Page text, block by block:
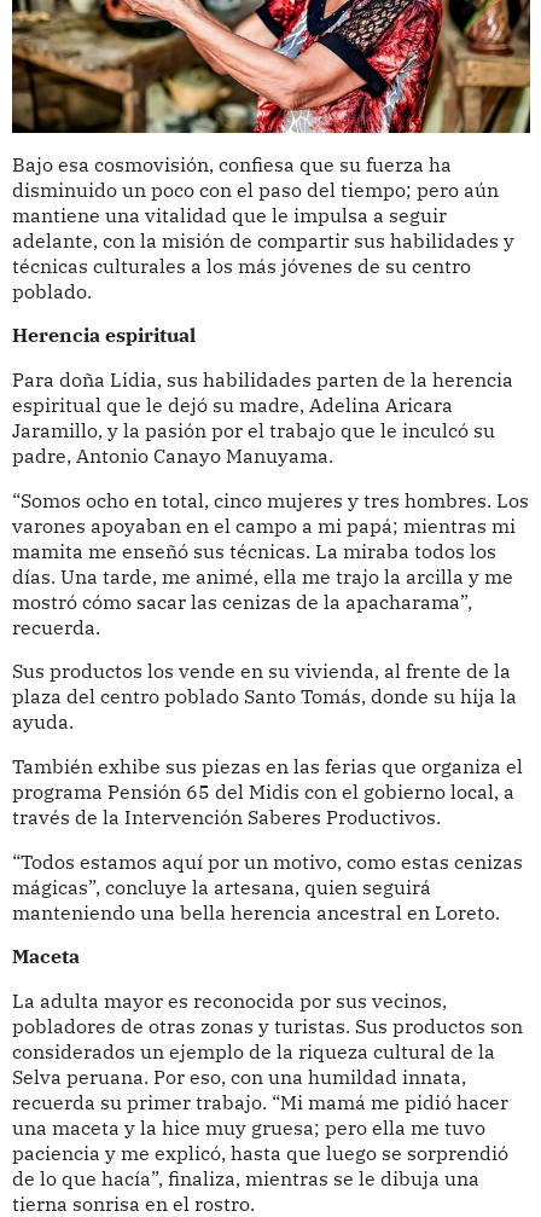
Bajo esa cosmovisión, confiesa que su fuerza ha
disminuido un poco con el paso del tiempo; pero aún
mantiene una vitalidad que le impulsa a seguir
adelante, con la misión de compartir sus habilidades y
técnicas culturales a los más jóvenes de su centro
poblado.
Herencia espiritual
Para doña Lidia, sus habilidades parten de la herencia
espiritual que le dejó su madre, Adelina Aricara
Jaramillo, y la pasión por el trabajo que le inculcó su
padre, Antonio Canayo Manuyama.
“Somos ocho en total, cinco mujeres y tres hombres. Los
varones apoyaban en el campo a mi papá; mientras mi
mamita me enseñó sus técnicas. La miraba todos los
días. Una tarde, me animé, ella me trajo la arcilla y me
mostró cómo sacar las cenizas de la apacharama”,
recuerda.
Sus productos los vende en su vivienda, al frente de la
plaza del centro poblado Santo Tomás, donde su hija la
ayuda.
También exhibe sus piezas en las ferias que organiza el
programa Pensión 65 del Midis con el gobierno local, a
través de la Intervención Saberes Productivos.
“Todos estamos aquí por un motivo, como estas cenizas
mágicas”, concluye la artesana, quien seguirá
manteniendo una bella herencia ancestral en Loreto.
Maceta
La adulta mayor es reconocida por sus vecinos,
pobladores de otras zonas y turistas. Sus productos son
considerados un ejemplo de la riqueza cultural de la
Selva peruana. Por eso, con una humildad innata,
recuerda su primer trabajo. “Mi mamá me pidió hacer
una maceta y la hice muy gruesa; pero ella me tuvo
paciencia y me explicó, hasta que luego se sorprendió
de lo que hacía”, finaliza, mientras se le dibuja una
tierna sonrisa en el rostro.